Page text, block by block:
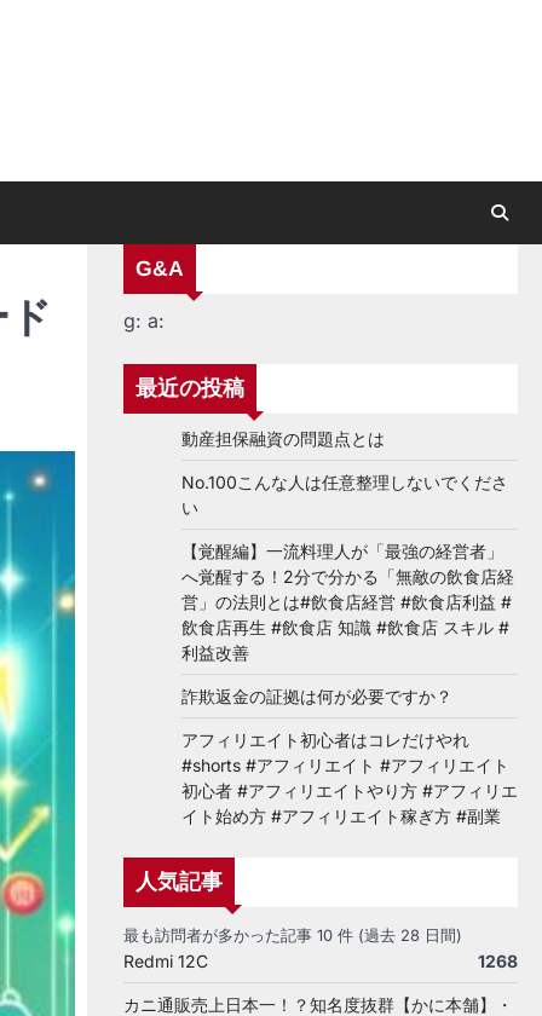
G&A
g: a:
最近の投稿
動産担保融資の問題点とは
No.100こんな人は任意整理しないでくださ
い
【覚醒編】一流料理人が「最強の経営者」
へ覚醒する！2分で分かる「無敵の飲食店経
営」の法則とは#飲食店経営 #飲食店利益 #
飲食店再生 #飲食店 知識 #飲食店 スキル #
利益改善
詐欺返金の証拠は何が必要ですか？
アフィリエイト初心者はコレだけやれ
#shorts #アフィリエイト #アフィリエイト
初心者 #アフィリエイトやり方 #アフィリエ
イト始め方 #アフィリエイト稼ぎ方 #副業
人気記事
最も訪問者が多かった記事 10 件 (過去 28 日間)
Redmi 12C 1268
カニ通販売上日本一！？知名度抜群【かに本舗】・